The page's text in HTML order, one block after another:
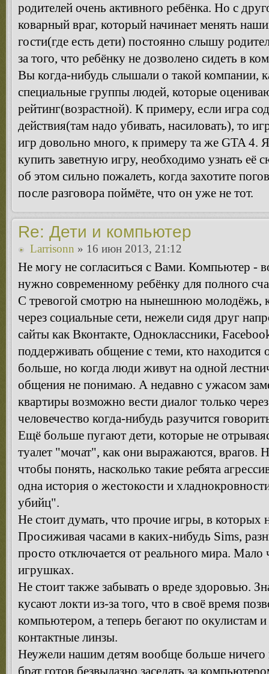
родителей очень активного ребёнка. Но с
коварный враг, который начинает менять
гости(где есть дети) постоянно слышу
за того, что ребёнку не дозволено сидеть в
Вы когда-нибудь слышали о такой компании,
специальные группы людей, которые
рейтинг(возрастной). К примеру, если игра
действия(там надо убивать, насиловать), то
игр довольно много, к примеру та же GTA 4.
купить заветную игру, необходимо узнать её
об этом сильно пожалеть, когда захотите
после разговора поймёте, что он уже не тот.
Re: Дети и компьютер
Larrisonn » 16 июн 2013, 21:12
Не могу не согласиться с Вами. Компьютер -
нужно современному ребёнку для полного
С тревогой смотрю на нынешнюю молодёжь,
через социальные сети, нежели сидя друг
сайты как Вконтакте, Одноклассники,
поддерживать общение с теми, кто находится
больше, но когда люди живут на одной
общения не понимаю. А недавно с ужасом
квартиры возможно вести диалог только
человечество когда-нибудь разучится
Ещё больше пугают дети, которые не
туалет "мочат", как они выражаются, врагов.
чтобы понять, насколько такие ребята
одна история о жестокости и
убийц".
Не стоит думать, что прочие игры, в которых
Просиживая часами в каких-нибудь Sims,
просто отключается от реального мира. Мало
игрушках.
Не стоит также забывать о вреде здоровью.
кусают локти из-за того, что в своё время
компьютером, а теперь бегают по окулистам
контактные линзы.
Неужели нашим детям вообще больше
брат готов безвылазно заседать за